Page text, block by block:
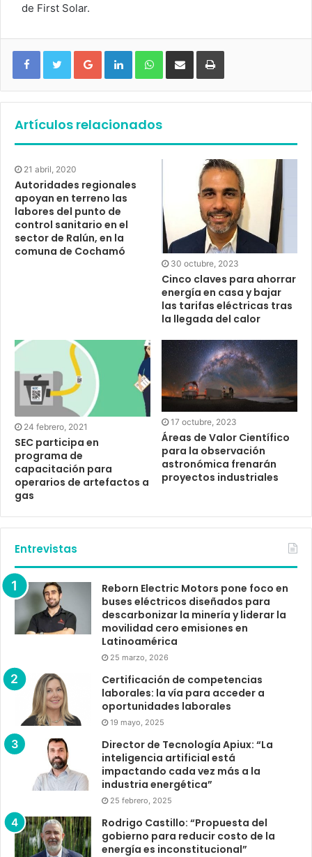
de First Solar.
Google+ LinkedIn WhatsApp
Artículos relacionados
21 abril, 2020
Autoridades regionales
apoyan en terreno las
labores del punto de
control sanitario en el
sector de Ralún, en la
comuna de Cochamó
30 octubre, 2023
Cinco claves para ahorrar
energía en casa y bajar
las tarifas eléctricas tras
la llegada del calor
24 febrero, 2021
SEC participa en
programa de
capacitación para
operarios de artefactos a
gas
17 octubre, 2023
Áreas de Valor Científico
para la observación
astronómica frenarán
proyectos industriales
Entrevistas
Reborn Electric Motors pone foco en
buses eléctricos diseñados para
descarbonizar la minería y liderar la
movilidad cero emisiones en
Latinoamérica
25 marzo, 2026
Certificación de competencias
laborales: la vía para acceder a
oportunidades laborales
19 mayo, 2025
Director de Tecnología Apiux: “La
inteligencia artificial está
impactando cada vez más a la
industria energética”
25 febrero, 2025
Rodrigo Castillo: “Propuesta del
gobierno para reducir costo de la
energía es inconstitucional”